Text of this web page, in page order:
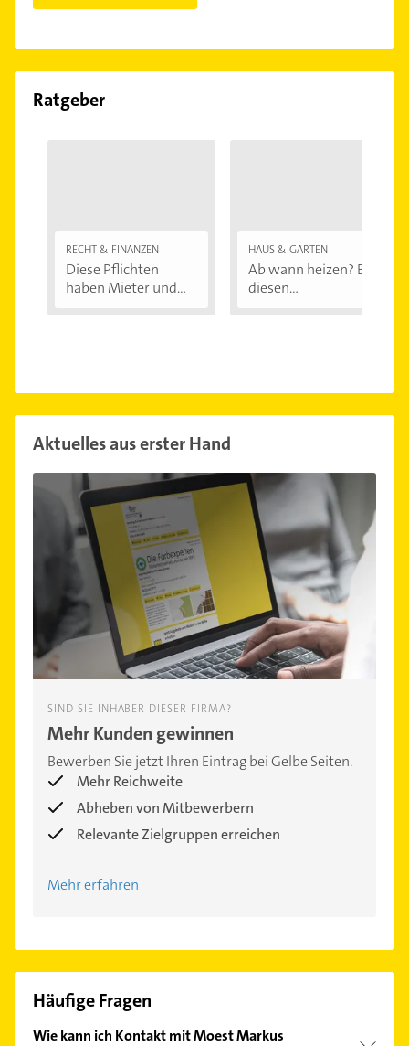
Ratgeber
RECHT & FINANZEN
Diese Pflichten
haben Mieter und...
HAUS & GARTEN
Ab wann heizen? Bei
diesen
Aktuelles aus erster Hand
SIND SIE INHABER DIESER FIRMA?
Mehr Kunden gewinnen
Bewerben Sie jetzt Ihren Eintrag bei Gelbe Seiten.
Mehr Reichweite
Abheben von Mitbewerbern
Relevante Zielgruppen erreichen
Mehr erfahren
Häufige Fragen
Wie kann ich Kontakt mit Moest Markus